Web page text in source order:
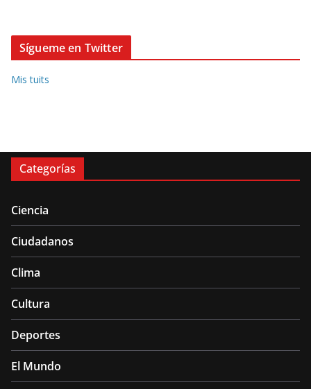
Sígueme en Twitter
Mis tuits
Categorías
Ciencia
Ciudadanos
Clima
Cultura
Deportes
El Mundo